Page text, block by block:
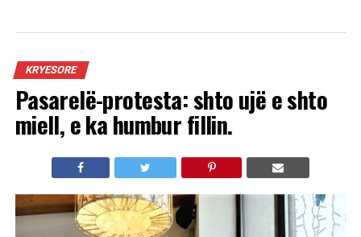
KRYESORE
Pasarelë-protesta: shto ujë e shto
miell, e ka humbur fillin.